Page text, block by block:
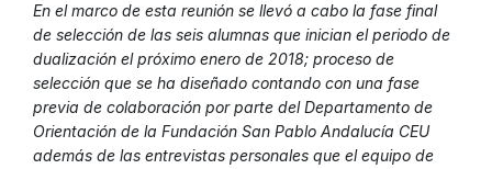
En el marco de esta reunión se llevó a cabo la fase final
de selección de las seis alumnas que inician el periodo de
dualización el próximo enero de 2018; proceso de
selección que se ha diseñado contando con una fase
previa de colaboración por parte del Departamento de
Orientación de la Fundación San Pablo Andalucía CEU
además de las entrevistas personales que el equipo de